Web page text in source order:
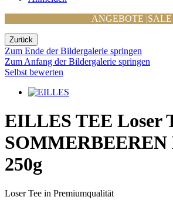
ANGEBOTE |SALE
Zurück
Zum Ende der Bildergalerie springen
Zum Anfang der Bildergalerie springen
Selbst bewerten
EILLES TEE Loser
SOMMERBEEREN
250g
Loser Tee in Premiumqualität